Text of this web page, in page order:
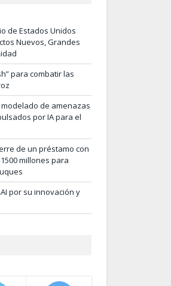
de Estados Unidos
Nuevos, Grandes
para combatir las
de amenazas
por IA para el
de un préstamo con
millones para
por su innovación y